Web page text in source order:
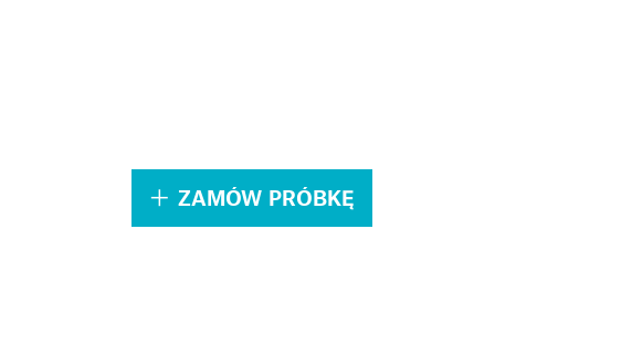
ZAMÓW PRÓBKĘ